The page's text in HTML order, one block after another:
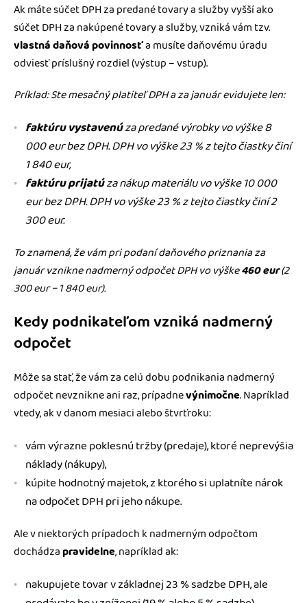
Ak máte súčet DPH za predané tovary a služby vyšší ako
súčet DPH za nakúpené tovary a služby, vzniká vám tzv.
vlastná daňová povinnosťa musíte daňovému úradu
odviesť príslušný rozdiel (výstup – vstup).
Príklad: Ste mesačný platiteľ DPH a za január evidujete len:
faktúru vystavenúza predané výrobky vo výške 8
000 eur bez DPH. DPH vo výške 23 % z tejto čiastky činí
1 840 eur,
faktúru prijatúza nákup materiálu vo výške 10 000
eur bez DPH. DPH vo výške 23 % z tejto čiastky činí 2
300 eur.
To znamená, že vám pri podaní daňového priznania za
január vznikne nadmerný odpočet DPH vo výške460 eur(2
300 eur − 1 840 eur).
Kedy podnikateľom vzniká nadmerný
odpočet
Môže sa stať, že vám za celú dobu podnikania nadmerný
odpočet nevznikne ani raz, prípadnevýnimočne. Napríklad
vtedy, ak v danom mesiaci alebo štvrťroku:
vám výrazne poklesnú tržby (predaje), ktoré neprevýšia
náklady (nákupy),
kúpite hodnotný majetok, z ktorého si uplatníte nárok
na odpočet DPH pri jeho nákupe.
Ale v niektorých prípadoch k nadmerným odpočtom
dochádzapravidelne, napríklad ak:
nakupujete tovar v základnej 23 % sadzbe DPH, ale